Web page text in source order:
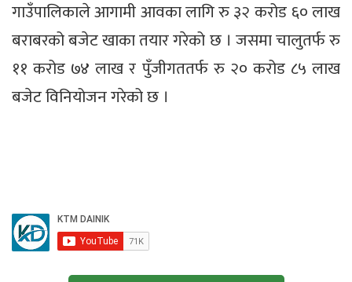
गाउँपालिकाले आगामी आवका लागि रु ३२ करोड ६० लाख
बराबरको बजेट खाका तयार गरेको छ । जसमा चालुतर्फ रु
११ करोड ७४ लाख र पुँजीगततर्फ रु २० करोड ८५ लाख
बजेट विनियोजन गरेको छ ।